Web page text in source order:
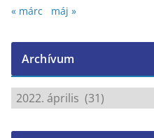
« márc máj »
Archívum
r
c